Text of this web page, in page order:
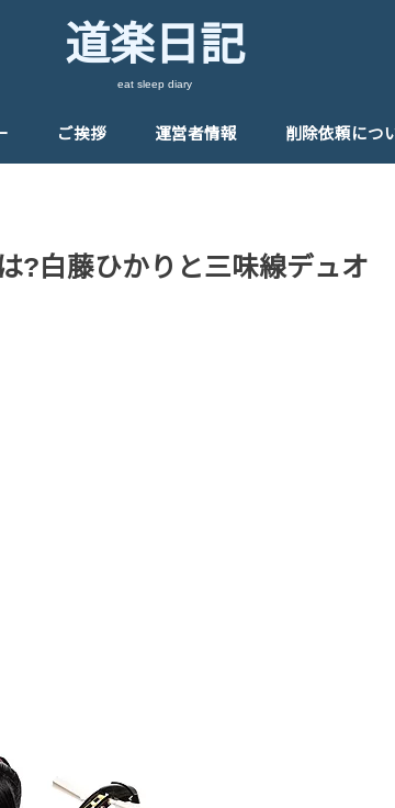
道楽日記
eat sleep diary
ご挨拶 運営者情報 削除依頼につ
?白藤ひかりと三味線デュオ